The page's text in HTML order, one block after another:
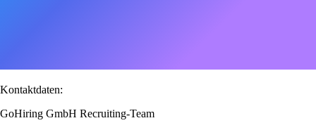
Kontaktdaten:
GoHiring GmbH Recruiting-Team